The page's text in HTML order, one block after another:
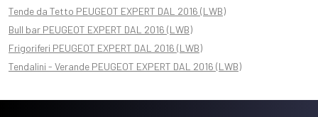
Tende da Tetto PEUGEOT EXPERT DAL 2016 (LWB)
Bull bar PEUGEOT EXPERT DAL 2016 (LWB)
Frigoriferi PEUGEOT EXPERT DAL 2016 (LWB)
Tendalini - Verande PEUGEOT EXPERT DAL 2016 (LWB)